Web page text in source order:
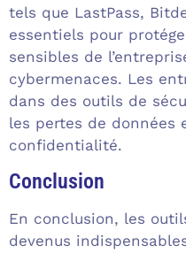
tels que LastPass,
essentiels pour
sensibles de
cybermenaces. Les
dans des outils de
les pertes de données
confidentialité.
Conclusion
En conclusion, les
devenus